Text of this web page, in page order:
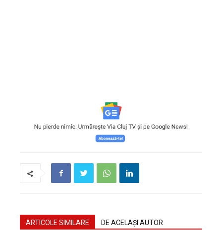
ARTICOLE SIMILARE DE ACELAȘI AUTOR